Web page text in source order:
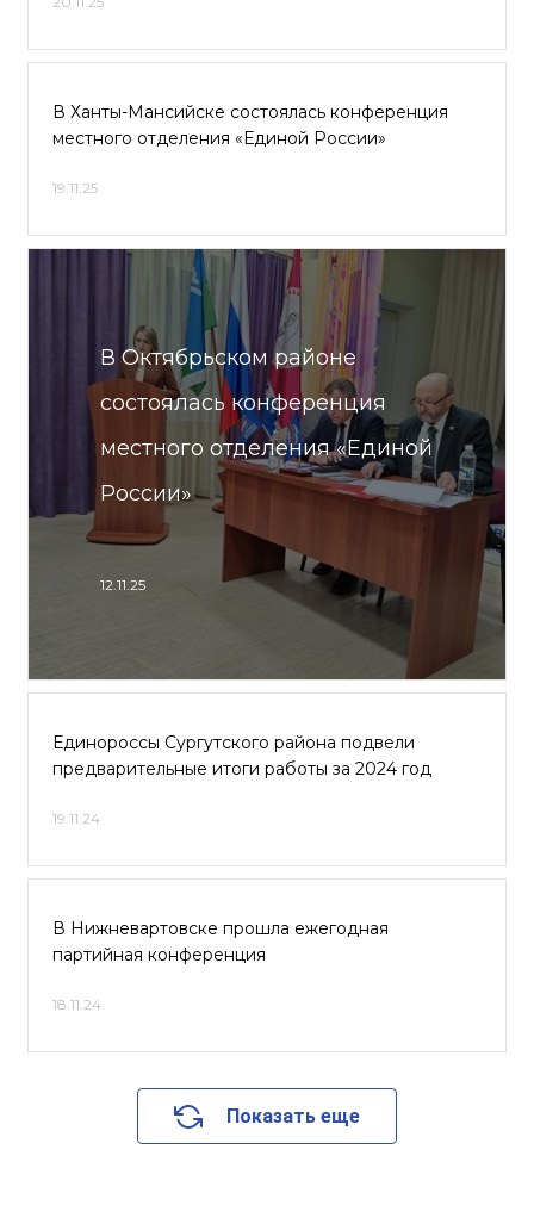
В Ханты-Мансийске состоялась конференция
местного отделения «Единой России»
19.11.25
В Октябрьском районе
состоялась конференция
местного отделения «Единой
России»
12.11.25
Единороссы Сургутского района подвели
предварительные итоги работы за 2024 год
19.11.24
В Нижневартовске прошла ежегодная
партийная конференция
18.11.24
Показать еще